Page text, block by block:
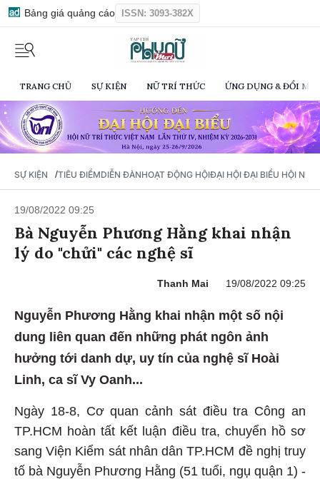
Bảng giá quảng cáo ISSN: 3093-382X
TRANG CHỦ SỰ KIỆN NỮ TRÍ THỨC ỨNG DỤNG & ĐỔI
SỰ KIỆN /TIÊU ĐIỂMDIỄN ĐÀNHOẠT ĐỘNG HỘIĐẠI HỘI ĐẠI BIỂU HỘI NỮ
19/08/2022 09:25
Bà Nguyễn Phương Hằng khai nhận
lý do "chửi" các nghệ sĩ
Thanh Mai 19/08/2022 09:25
Nguyễn Phương Hằng khai nhận một số nội
dung liên quan đến những phát ngôn ảnh
hưởng tới danh dự, uy tín của nghệ sĩ Hoài
Linh, ca sĩ Vy Oanh...
Ngày 18-8, Cơ quan cảnh sát điều tra Công an
TP.HCM hoàn tất kết luận điều tra, chuyển hồ sơ
sang Viện Kiểm sát nhân dân TP.HCM đề nghị truy
tố bà Nguyễn Phương Hằng (51 tuổi, ngụ quận 1) -